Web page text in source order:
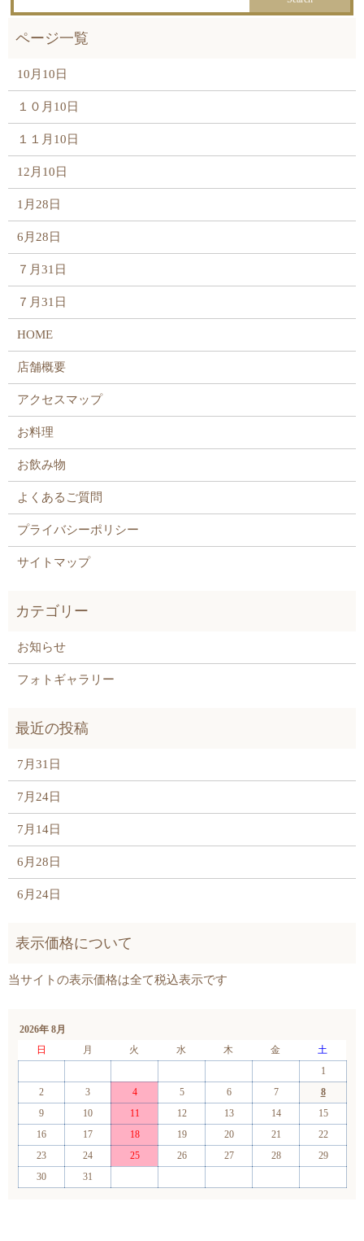
10月10日
１０月10日
１１月10日
12月10日
1月28日
6月28日
７月31日
７月31日
HOME
店舗概要
アクセスマップ
お料理
お飲み物
よくあるご質問
プライバシーポリシー
サイトマップ
お知らせ
フォトギャラリー
7月31日
7月24日
7月14日
6月28日
6月24日
2026年 8月
日
月 火 水 木 金
土
1
2
3 4 5 6 7
8
9
10 11 12 13 14
15
16
17 18 19 20 21
22
23
24 25 26 27 28
29
30
31